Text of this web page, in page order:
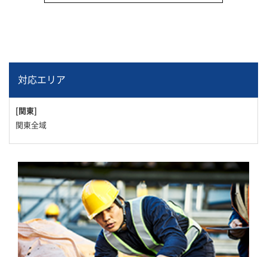
対応エリア
[関東]
関東全域